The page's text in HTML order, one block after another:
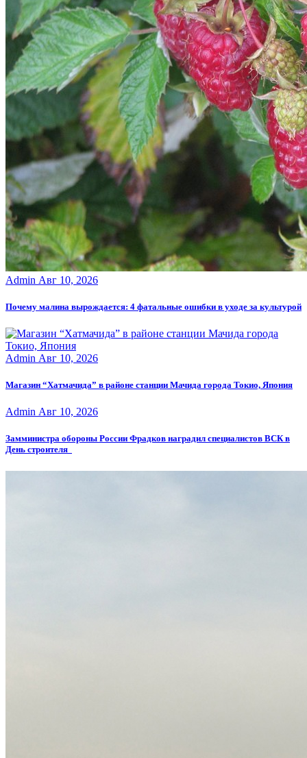
Admin Авг 10, 2026
Почему малина вырождается: 4 фатальные ошибки в уходе за культурой
Admin Авг 10, 2026
Магазин “Хатмачида” в районе станции Мачида города Токио, Япония
Admin Авг 10, 2026
Замминистра обороны России Фрадков наградил специалистов ВСК в
День строителя